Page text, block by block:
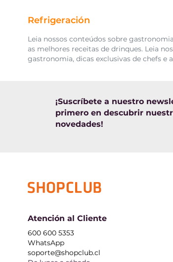
Refrigeración
Leia nossos conteúdos sobre
as melhores receitas de drinques. Leia
gastronomia, dicas exclusivas de chefs e
¡Suscríbete a nuestro
primero en descubrir
novedades!
Atención al Cliente
600 600 5353
WhatsApp
soporte@shopclub.cl